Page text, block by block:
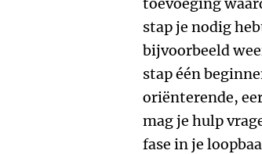
stap je nodig
bijvoorbeeld
stap één
oriënterende,
mag je hulp
fase in je